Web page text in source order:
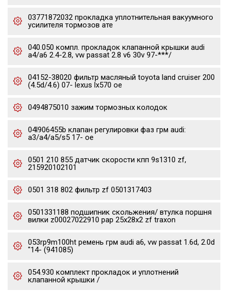
03771872032 прокладка уплотнительная вакуумного
усилителя тормозов ате
040.050 компл. прокладок клапанной крышки audi
a4/a6 2.4-2.8, vw passat 2.8 v6 30v 97-***/
04152-38020 фильтр масляный toyota land cruiser 200
(4.5d/4.6) 07- lexus lx570 oe
0494875010 зажим тормозных колодок
04l906455b клапан регулировки фаз грм audi:
a3/a4/a5/s5 17- oe
0501 210 855 датчик скорости кпп 9s1310 zf,
215920102101
0501 318 802 фильтр zf 0501317403
0501331188 подшипник скольжения/ втулка поршня
вилки z00027022910 pap 25x28x2 zf traxon
053rp9m100ht ремень грм audi a6, vw passat 1.6d, 2.0d
"14- (941085)
054.930 комплект прокладок и уплотнений
клапанной крышки /